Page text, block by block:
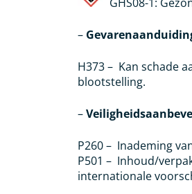
–
H373 – Kan schade
blootstelling.
–
P260 – Inademing
P501 – Inhoud/
internationale